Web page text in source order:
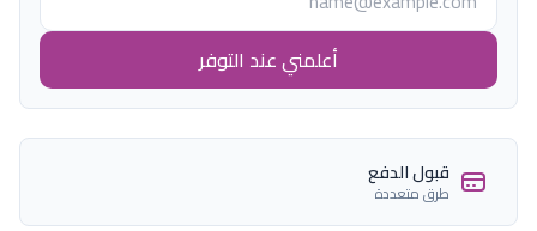
أعلمني عند التوفر
قبول الدفع
طرق متعددة